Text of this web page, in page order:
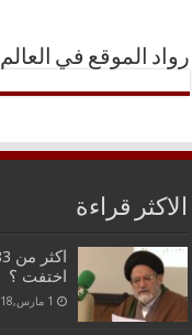
رواد الموقع في العالم
الاكثر قراءة
اختفت ؟
1 مارس,2018